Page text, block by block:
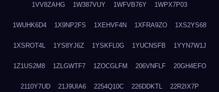
1VV8ZAHG 1W387VUY 1WFVB76Y 1WPX7P03
1WUHK6D4 1X9NP2FS 1XEHVF4N 1XFRA9ZO 1XS2YS68
1XSROT4L 1YS8YJ6Z 1YSKFL0G 1YUCNSFB 1YYN7W1J
1Z1US2M8 1ZLGWTF7 1ZOCGLFM 206VNFLF 20GH4EFO
2110Y7UD 21J9UIA6 2254Q10C 226DDKTL 22R2IX7P